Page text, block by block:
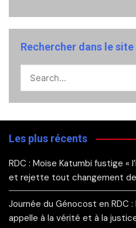
Rechercher dans le site
Les plus récents
RDC : Moïse Katumbi fustige «
et rejette tout changement
Journée du Génocost en RDC
appelle à la vérité et à la